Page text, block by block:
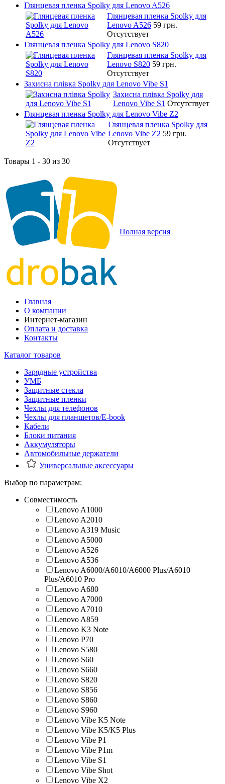
Глянцевая пленка Spolky для Lenovo A526
Глянцевая пленка Spolky для
Lenovo A526 59 грн.
Отсутствует
Глянцевая пленка Spolky для Lenovo S820
Глянцевая пленка Spolky для
Lenovo S820 59 грн.
Отсутствует
Захисна плівка Spolky для Lenovo Vibe S1
Захисна плівка Spolky для
Lenovo Vibe S1 Отсутствует
Глянцевая пленка Spolky для Lenovo Vibe Z2
Глянцевая пленка Spolky для
Lenovo Vibe Z2 59 грн.
Отсутствует
Товары 1 - 30 из 30
Полная версия
Главная
О компании
Интернет-магазин
Оплата и доставка
Контакты
Каталог товаров
Зарядные устройства
УМБ
Защитные стекла
Защитные пленки
Чехлы для телефонов
Чехлы для планшетов/E-book
Кабели
Блоки питания
Аккумуляторы
Автомобильные держатели
Универсальные аксессуары
Выбор по параметрам:
Совместимость
Lenovo A1000
Lenovo A2010
Lenovo A319 Music
Lenovo A5000
Lenovo A526
Lenovo A536
Lenovo A6000/A6010/A6000 Plus/A6010
Plus/A6010 Pro
Lenovo A680
Lenovo A7000
Lenovo A7010
Lenovo A859
Lenovo K3 Note
Lenovo P70
Lenovo S580
Lenovo S60
Lenovo S660
Lenovo S820
Lenovo S856
Lenovo S860
Lenovo S960
Lenovo Vibe K5 Note
Lenovo Vibe K5/K5 Plus
Lenovo Vibe P1
Lenovo Vibe P1m
Lenovo Vibe S1
Lenovo Vibe Shot
Lenovo Vibe X2